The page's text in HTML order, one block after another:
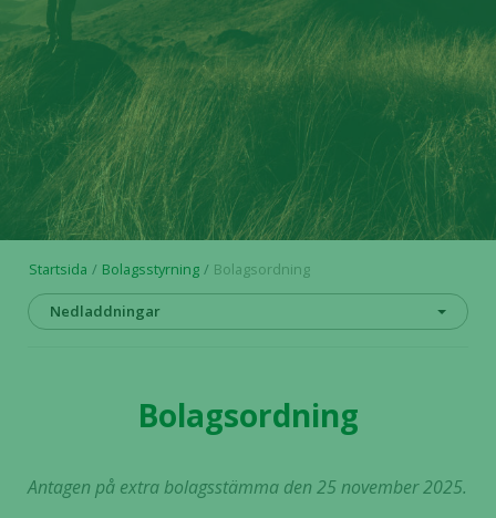
Startsida Bolagsstyrning Bolagsordning
Nedladdningar
Bolagsordning
Antagen på extra bolagsstämma den 25 november 2025.